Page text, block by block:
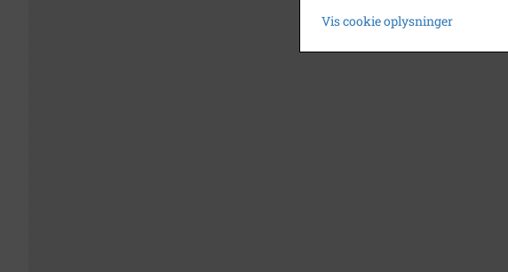
Vis cookie oplysninger